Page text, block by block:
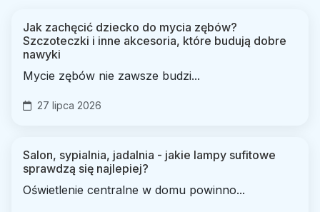
Jak zachęcić dziecko do mycia zębów?
Szczoteczki i inne akcesoria, które budują dobre
nawyki
Mycie zębów nie zawsze budzi...
27 lipca 2026
Salon, sypialnia, jadalnia - jakie lampy sufitowe
sprawdzą się najlepiej?
Oświetlenie centralne w domu powinno...